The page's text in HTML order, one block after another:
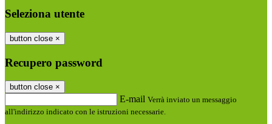
Seleziona utente
button close ×
Recupero password
button close ×
E-mail Verrà inviato un messaggio
all'indirizzo indicato con le istruzioni necessarie.